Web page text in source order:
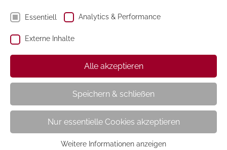
Essentiell Analytics & Performance
Externe Inhalte
Alle akzeptieren
Speichern & schließen
Nur essentielle Cookies akzeptieren
Weitere Informationen anzeigen